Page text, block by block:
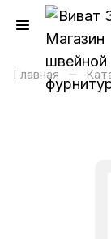
Главная –